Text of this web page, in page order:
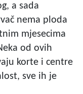
a sada
nema ploda
mjesecima
od ovih
korte i centre
sve ih je